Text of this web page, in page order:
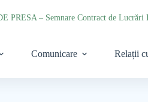
Comunicare Relații